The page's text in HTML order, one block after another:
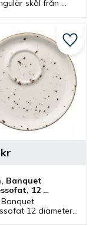
skål från
Skål som är en bra
och mindre
fat.
Banquet
12
cm - 6 st/fp
12 diameter
kr
Lägg